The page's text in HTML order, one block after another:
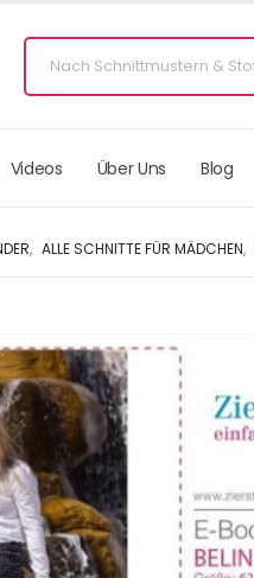
Videos Über Uns Blog
, ALLE SCHNITTE FÜR MÄDCHEN,